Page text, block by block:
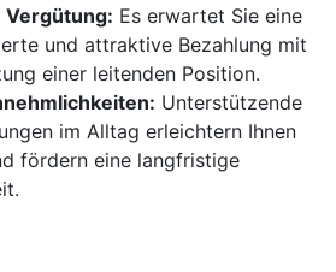
Vergütung: Es erwartet Sie eine
und attraktive Bezahlung mit
einer leitenden Position.
Unterstützende
im Alltag erleichtern Ihnen
fördern eine langfristige